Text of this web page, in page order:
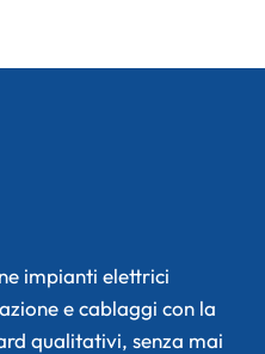
impianti elettrici
e cablaggi con la
qualitativi, senza mai